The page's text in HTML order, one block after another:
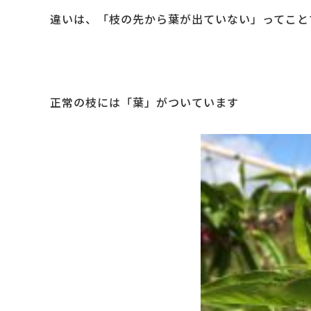
違いは、「枝の先から葉が出ていない」ってこ
正常の枝には「葉」がついています